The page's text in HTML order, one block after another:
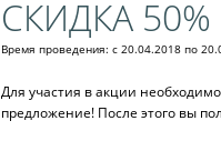
СКИДКА
Время проведения: с 20.04.2018 по
Для участия в акции
предложение! После этого вы